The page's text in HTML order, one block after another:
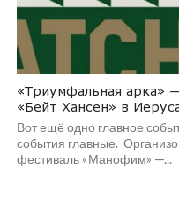
«Триумфальная арка»
«Бейт Хансен» в
Вот ещё одно главное
события главные.
фестиваль «Манофим» —...